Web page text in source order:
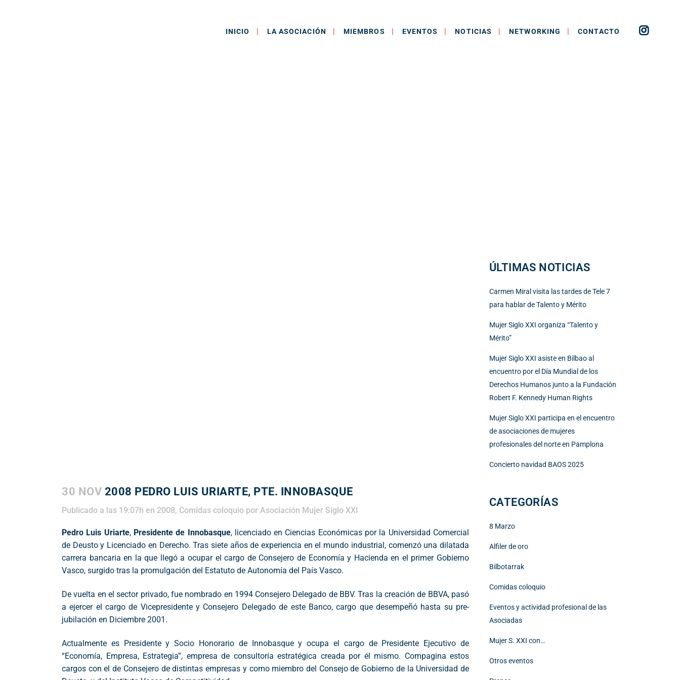
INICIO LA ASOCIACIÓN MIEMBROS EVENTOS NOTICIAS NETWORKING CONTACTO
30 NOV 2008 PEDRO LUIS URIARTE, PTE. INNOBASQUE
Publicado a las 19:07h en 2008, Comidas coloquio por Asociación Mujer Siglo XXI
Pedro Luis Uriarte, Presidente de Innobasque, licenciado en Ciencias Económicas por la Universidad Comercial
de Deusto y Licenciado en Derecho. Tras siete años de experiencia en el mundo industrial, comenzó una dilatada
carrera bancaria en la que llegó a ocupar el cargo de Consejero de Economía y Hacienda en el primer Gobierno
Vasco, surgido tras la promulgación del Estatuto de Autonomía del País Vasco.
De vuelta en el sector privado, fue nombrado en 1994 Consejero Delegado de BBV. Tras la creación de BBVA, pasó
a ejercer el cargo de Vicepresidente y Consejero Delegado de este Banco, cargo que desempeñó hasta su pre-
jubilación en Diciembre 2001.
Actualmente es Presidente y Socio Honorario de Innobasque y ocupa el cargo de Presidente Ejecutivo de
“Economía, Empresa, Estrategia”, empresa de consultoría estratégica creada por él mismo. Compagina estos
cargos con el de Consejero de distintas empresas y como miembro del Consejo de Gobierno de la Universidad de
ÚLTIMAS NOTICIAS
Carmen Miral visita las tardes de Tele 7
para hablar de Talento y Mérito
Mujer Siglo XXI organiza “Talento y
Mérito”
Mujer Siglo XXI asiste en Bilbao al
encuentro por el Día Mundial de los
Derechos Humanos junto a la Fundación
Robert F. Kennedy Human Rights
Mujer Siglo XXI participa en el encuentro
de asociaciones de mujeres
profesionales del norte en Pamplona
Concierto navidad BAOS 2025
CATEGORÍAS
8 Marzo
Alfiler de oro
Bilbotarrak
Comidas coloquio
Eventos y actividad profesional de las
Asociadas
Mujer S. XXI con…
Otros eventos